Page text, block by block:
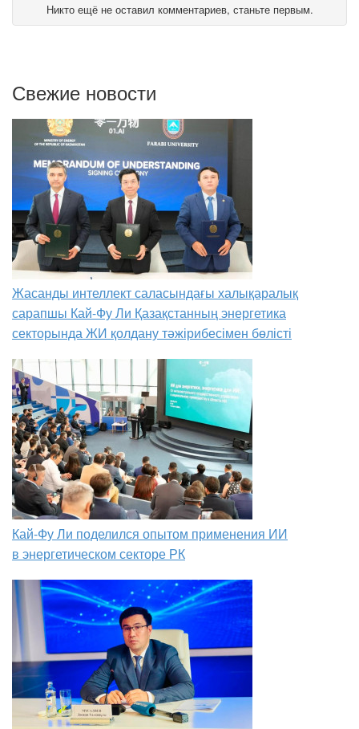
Никто ещё не оставил комментариев, станьте первым.
Свежие новости
Жасанды интеллект саласындағы халықаралық
сарапшы Кай-Фу Ли Қазақстанның энергетика
секторында ЖИ қолдану тәжірибесімен бөлісті
Кай-Фу Ли поделился опытом применения ИИ
в энергетическом секторе РК